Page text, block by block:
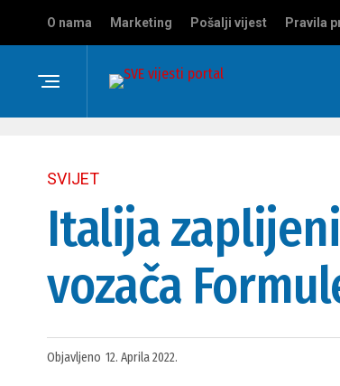
O nama Marketing Pošalji vijest Pravila
SVIJET
Italija
vozača
Objavljeno 12. Aprila 2022.